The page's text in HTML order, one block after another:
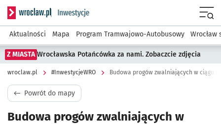
Serwis informacyjny wroclaw.pl podserwis:
Aktualności Mapa Program Tramwajowo-Autobusowy Wrocław
Z MIASTA Wrocławska Potańcówka za nami. Zobaczcie zdjęcia
wroclaw.pl #InwestycjeWRO Budowa progów zwalniających w ciągu
Powrót do mapy
Budowa progów zwalniających w